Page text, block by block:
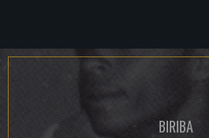
BIRIBA